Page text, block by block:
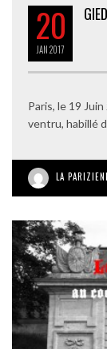
20
JAN2017
Paris, le 19
ventru, habillé
LA